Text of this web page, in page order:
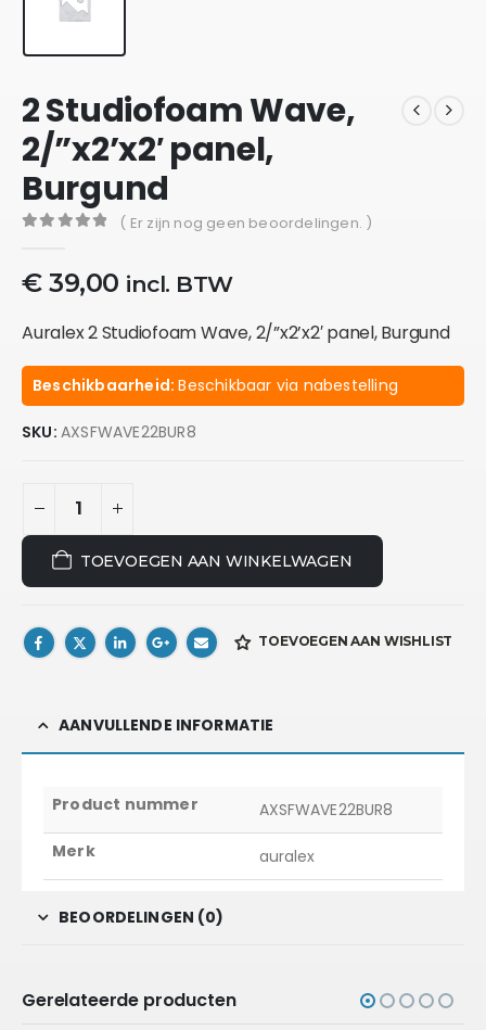
2 Studiofoam Wave,
2/”x2’x2′ panel,
Burgund
( Er zijn nog geen beoordelingen. )
€39,00 incl. BTW
Auralex 2 Studiofoam Wave, 2/”x2’x2′ panel, Burgund
Beschikbaarheid:Beschikbaar via nabestelling
SKU: AXSFWAVE22BUR8
TOEVOEGEN AAN WINKELWAGEN
TOEVOEGEN AAN WISHLIST
AANVULLENDE INFORMATIE
Product nummer
AXSFWAVE22BUR8
Merk
auralex
BEOORDELINGEN (0)
Gerelateerde producten